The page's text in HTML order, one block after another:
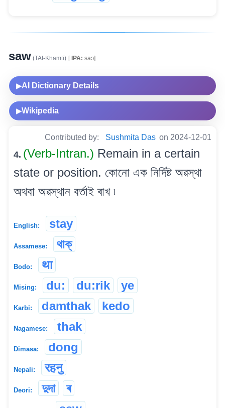
saw (TAI-Khamti) [IPA: saɔ]
▶AI Dictionary Details
▶Wikipedia
Contributed by: Sushmita Das on 2024-12-01
4. (Verb-Intran.) Remain in a certain
state or position. কোনো এক নিৰ্দিষ্ট অৱস্থা
অথবা অৱস্থান বৰ্তাই ৰাখ ৷
English: stay
Assamese: থাক্
Bodo: था
Mising: du: du:rik ye
Karbi: damthak kedo
Nagamese: thak
Dimasa: dong
Nepali: रहनु
Deori: দুদা ৰ